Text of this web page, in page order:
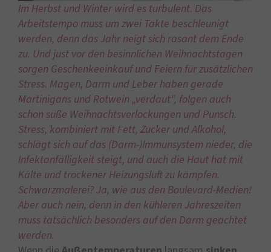
Im Herbst und Winter wird es turbulent. Das
Arbeitstempo muss um zwei Takte beschleunigt
werden, denn das Jahr neigt sich rasant dem Ende
zu. Und just vor den besinnlichen Weihnachtstagen
sorgen Geschenkeeinkauf und Feiern für zusätzlichen
Stress. Magen, Darm und Leber haben gerade
Martinigans und Rotwein „verdaut“, folgen auch
schon süße Weihnachtsverlockungen und Punsch.
Stress, kombiniert mit Fett, Zucker und Alkohol,
schlägt sich auf das (Darm-)Immunsystem nieder, die
Infektanfälligkeit steigt, und auch die Haut hat mit
Kälte und trockener Heizungsluft zu kämpfen.
Schwarzmalerei? Ja, wie aus den Boulevard-Medien!
Aber auch nein, denn in den kühleren Jahreszeiten
muss tatsächlich besonders auf den Darm geachtet
werden.